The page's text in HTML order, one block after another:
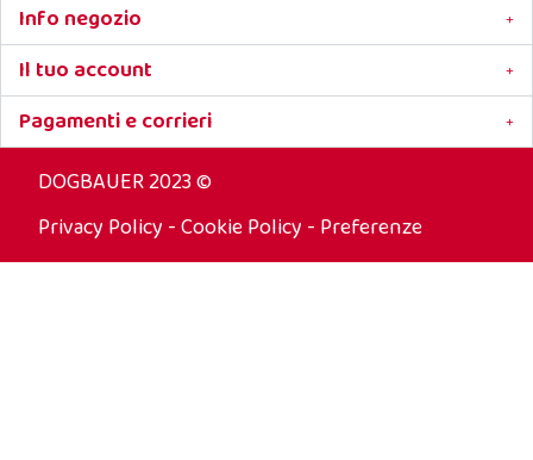
Info negozio
Il tuo account
Pagamenti e corrieri
DOGBAUER 2023 ©
Privacy Policy -Cookie Policy - Preferenze